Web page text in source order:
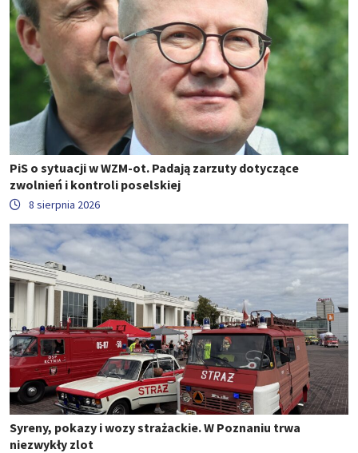
PiS o sytuacji w WZM-ot. Padają zarzuty dotyczące
zwolnień i kontroli poselskiej
8 sierpnia 2026
Syreny, pokazy i wozy strażackie. W Poznaniu trwa
niezwykły zlot